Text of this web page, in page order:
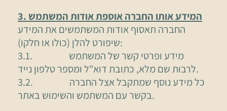
3. המידע אותו החברה אוספת אודות המשתמש
החברה תאסוף אודות המשתמשים את המידע
שיפורט להלן (כולו או חלקו):
3.1. מידע ופרטי קשר של המשתמש
לרבות שם מלא, כתובת דוא"ל ומספר טלפון נייד.
3.2. כל מידע נוסף שמתקבל אצל החברה
בקשר עם המשתמש והשימוש באתר.